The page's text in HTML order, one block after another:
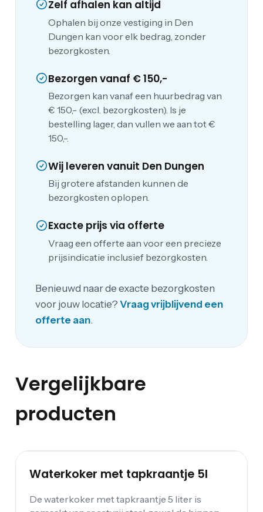
Zelf afhalen kan altijd
Ophalen bij onze vestiging in Den
Dungen kan voor elk bedrag, zonder
bezorgkosten.
Bezorgen vanaf € 150,-
Bezorgen kan vanaf een huurbedrag van
€ 150,- (excl. bezorgkosten). Is je
bestelling lager, dan vullen we aan tot €
150,-.
Wij leveren vanuit Den Dungen
Bij grotere afstanden kunnen de
bezorgkosten oplopen.
Exacte prijs via offerte
Vraag een offerte aan voor een precieze
prijsindicatie inclusief bezorgkosten.
Benieuwd naar de exacte bezorgkosten
voor jouw locatie?Vraag vrijblijvend een
offerte aan.
Vergelijkbare
producten
Waterkoker met tapkraantje 5l
De waterkoker met tapkraantje 5 liter is